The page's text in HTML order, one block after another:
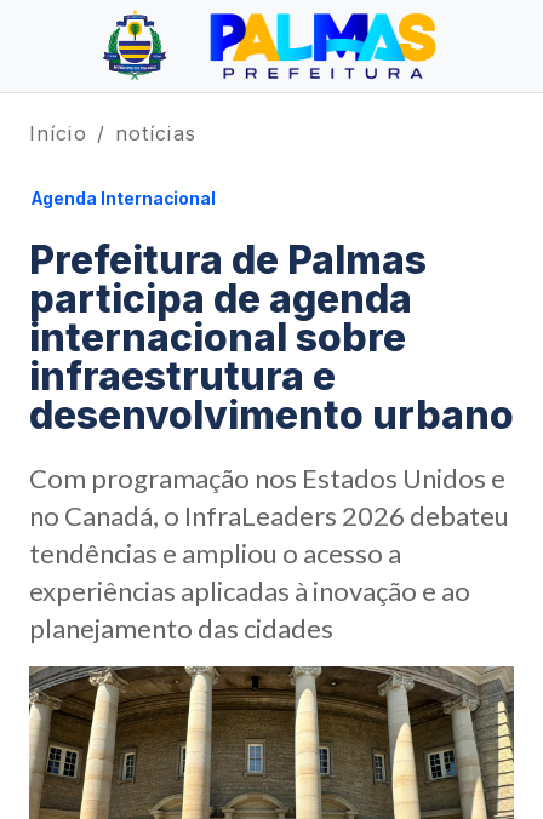
Início notícias
Agenda Internacional
Prefeitura de Palmas
participa de agenda
internacional sobre
infraestrutura e
desenvolvimento urbano
Com programação nos Estados Unidos e
no Canadá, o InfraLeaders 2026 debateu
tendências e ampliou o acesso a
experiências aplicadas à inovação e ao
planejamento das cidades